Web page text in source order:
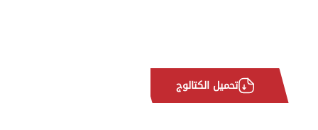
تحميل الكتالوج